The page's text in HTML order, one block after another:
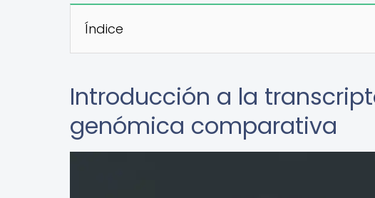
Índice
Introducción a la
genómica comparativa